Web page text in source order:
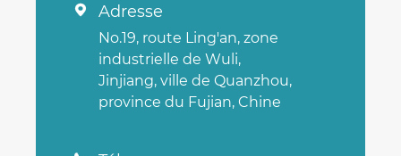
 Adresse
No.19, route Ling'an, zone
industrielle de Wuli,
Jinjiang, ville de Quanzhou,
province du Fujian, Chine